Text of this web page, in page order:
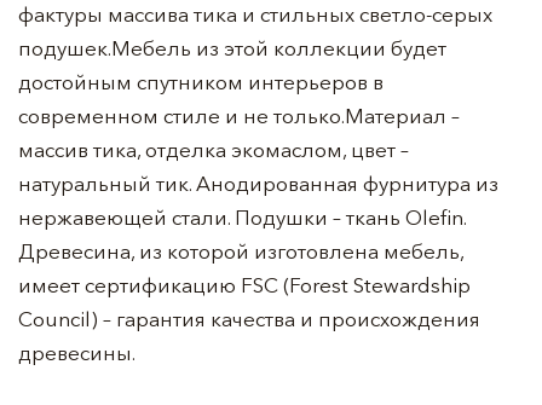
фактуры массива тика и стильных светло-серых
подушек.Мебель из этой коллекции будет
достойным спутником интерьеров в
современном стиле и не только.Материал –
массив тика, отделка экомаслом, цвет –
натуральный тик. Анодированная фурнитура из
нержавеющей стали. Подушки – ткань Olefin.
Древесина, из которой изготовлена мебель,
имеет сертификацию FSC (Forest Stewardship
Council) – гарантия качества и происхождения
древесины.